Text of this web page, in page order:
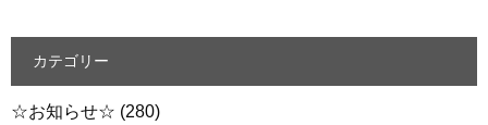
カテゴリー
☆お知らせ☆ (280)